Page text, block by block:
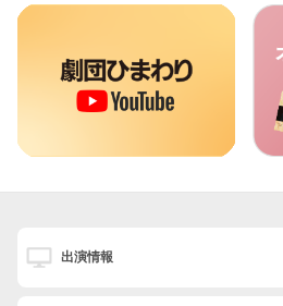
出演情報